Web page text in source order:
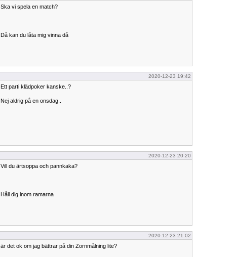
Ska vi spela en match?
Då kan du låta mig vinna då
2020-12-23 19:42
Ett parti klädpoker kanske..?
Nej aldrig på en onsdag..
2020-12-23 20:20
Vill du ärtsoppa och pannkaka?
Håll dig inom ramarna
2020-12-23 21:02
är det ok om jag bättrar på din Zornmålning lite?